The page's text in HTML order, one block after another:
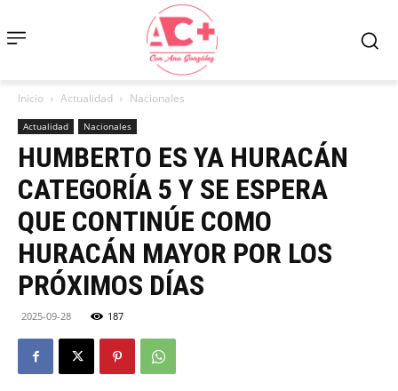
Inicio Actualidad Nacionales
Actualidad Nacionales
HUMBERTO ES YA HURACÁN
CATEGORÍA 5 Y SE ESPERA
QUE CONTINÚE COMO
HURACÁN MAYOR POR LOS
PRÓXIMOS DÍAS
2025-09-28 187